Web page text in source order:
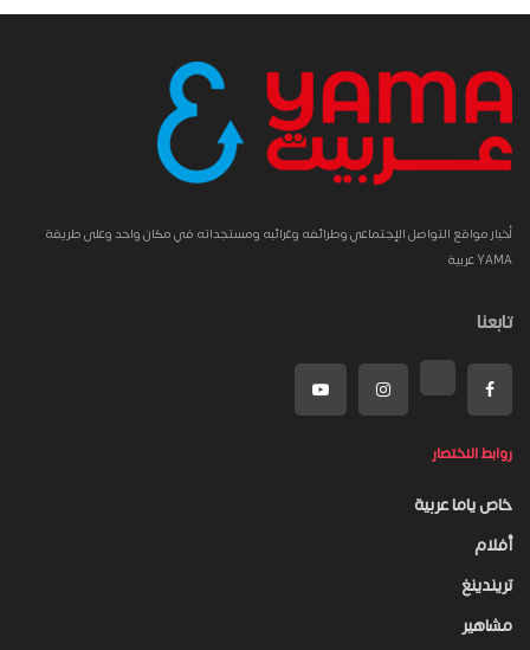
أخبار مواقع التواصل الإجتماعي وطرائفه وغرائبه ومستجداته في مكان واحد وعلى طريقة
YAMA عربية
تابعنا
روابط الاختصار
خاص ياما عربية
أفلام
تريندينغ
مشاهير